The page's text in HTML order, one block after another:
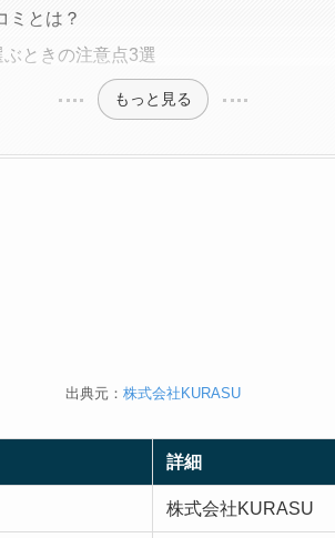
ミとは？
ときの注意点3選
もっと見る
出典元： 株式会社KURASU
詳細
株式会社KURASU